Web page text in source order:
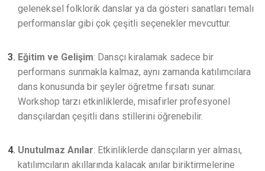
geleneksel folklorik danslar ya da gösteri sanatları temalı
performanslar gibi çok çeşitli seçenekler mevcuttur.
Eğitim ve Gelişim: Dansçı kiralamak sadece bir
performans sunmakla kalmaz, aynı zamanda katılımcılara
dans konusunda bir şeyler öğretme fırsatı sunar.
Workshop tarzı etkinliklerde, misafirler profesyonel
dansçılardan çeşitli dans stillerini öğrenebilir.
Unutulmaz Anılar: Etkinliklerde dansçıların yer alması,
katılımcıların akıllarında kalacak anılar biriktirmelerine